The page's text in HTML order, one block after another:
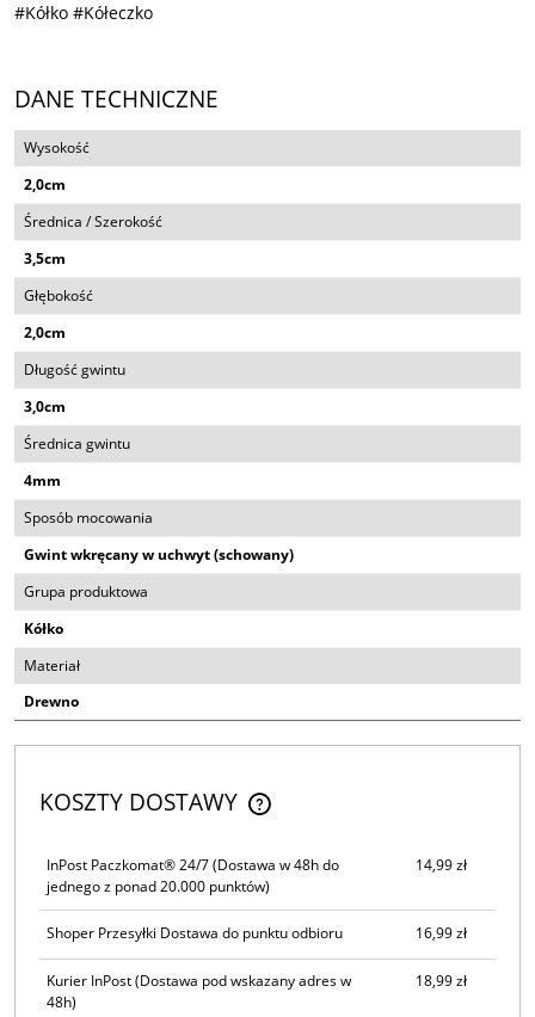
#Kółko #Kółeczko
DANE TECHNICZNE
Wysokość
2,0cm
Średnica / Szerokość
3,5cm
Głębokość
2,0cm
Długość gwintu
3,0cm
Średnica gwintu
4mm
Sposób mocowania
Gwint wkręcany w uchwyt (schowany)
Grupa produktowa
Kółko
Materiał
Drewno
KOSZTY DOSTAWY
CENA NIE ZAWIERA EWENTUALNYCH KOSZTÓW PŁATNOŚCI
InPost Paczkomat® 24/7(Dostawa w 48h do
jednego z ponad 20.000 punktów)
14,99 zł
Shoper Przesyłki Dostawa do punktu odbioru 16,99 zł
Kurier InPost(Dostawa pod wskazany adres w
48h)
18,99 zł